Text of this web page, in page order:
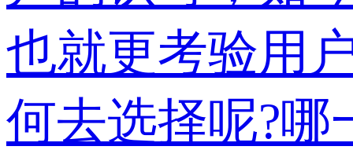
也就更考验用
何去选择呢?哪